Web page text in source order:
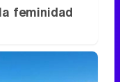
feminidad